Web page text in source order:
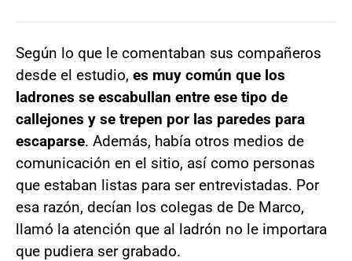
Según lo que le comentaban sus compañeros
desde el estudio, es muy común que los
ladrones se escabullan entre ese tipo de
callejones y se trepen por las paredes para
escaparse. Además, había otros medios de
comunicación en el sitio, así como personas
que estaban listas para ser entrevistadas. Por
esa razón, decían los colegas de De Marco,
llamó la atención que al ladrón no le importara
que pudiera ser grabado.